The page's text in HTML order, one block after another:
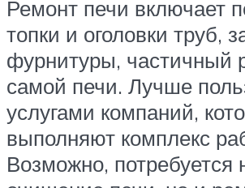
Ремонт печи включает
топки и оголовки труб,
фурнитуры, частичный
самой печи. Лучше
услугами компаний,
выполняют комплекс
Возможно, потребуется